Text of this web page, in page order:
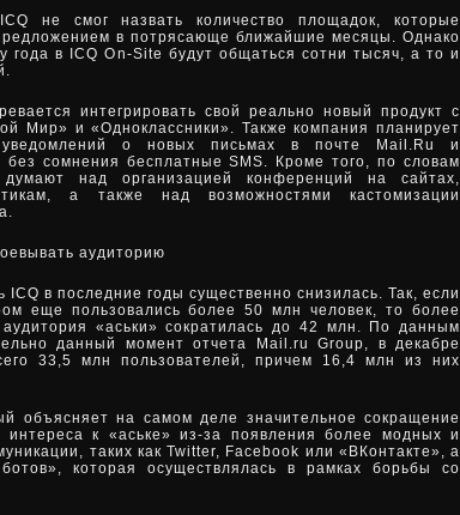
не смог назвать количество площадок, которые
в потрясающе ближайшие месяцы. Однако
года в ICQ On-Site будут общаться сотни тысяч, а то и
интегрировать свой реально новый продукт с
Мир» и «Одноклассники». Также компания планирует
уведомлений о новых письмах в почте Mail.Ru и
без сомнения бесплатные SMS. Кроме того, по словам
думают над организацией конференций на сайтах,
а также над возможностями кастомизации
аудиторию
в последние годы существенно снизилась. Так, если
еще пользовались более 50 млн человек, то более
«аськи» сократилась до 42 млн. По данным
данный момент отчета Mail.ru Group, в декабре
33,5 млн пользователей, причем 16,4 млн из них
объясняет на самом деле значительное сокращение
к «аське» из-за появления более модных и
таких как Twitter, Facebook или «ВКонтакте», а
ботов», которая осуществлялась в рамках борьбы со